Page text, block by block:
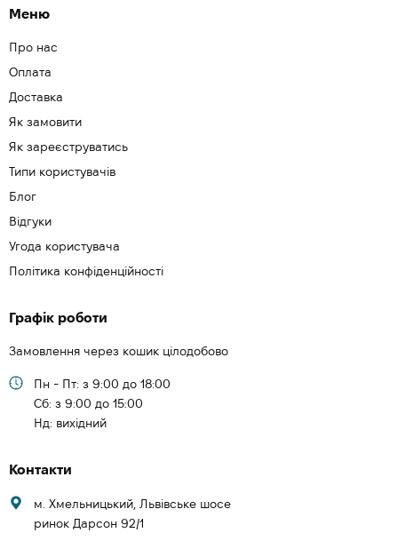
Меню
Про нас
Оплата
Доставка
Як замовити
Як зареєструватись
Типи користувачів
Блог
Відгуки
Угода користувача
Політика конфіденційності
Графік роботи
Замовлення через кошик цілодобово
Пн - Пт: з 9:00 до 18:00
Cб: з 9:00 до 15:00
Нд: вихідний
Контакти
м. Хмельницький, Львівське шосе
ринок Дарсон 92/1